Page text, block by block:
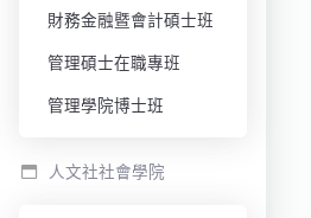
財務金融暨會計碩士班
管理碩士在職專班
管理學院博士班
人文社社會學院